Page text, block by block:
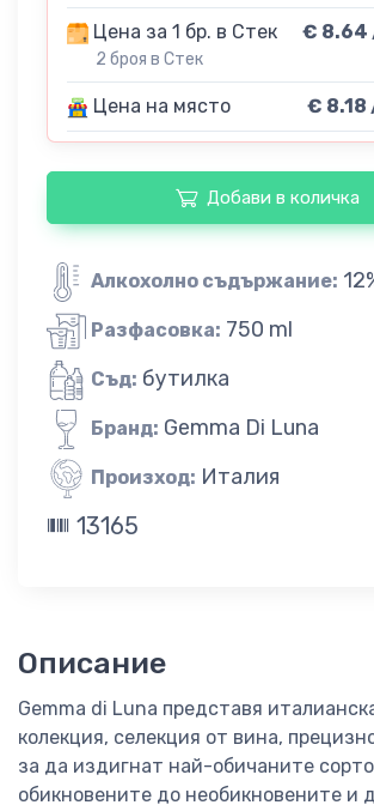
Цена за 1 бр. в Стек
2 броя в Стек
€ 8.64
Цена на място € 8.18
Добави в количка
Алкохолно съдържание:
Разфасовка: 750 ml
Съд: бутилка
Бранд: Gemma Di Luna
Произход: Италия
13165
Описание
Gemma di Luna представя
колекция, селекция от вина,
за да издигнат най-обичаните
обикновените до необикновените и